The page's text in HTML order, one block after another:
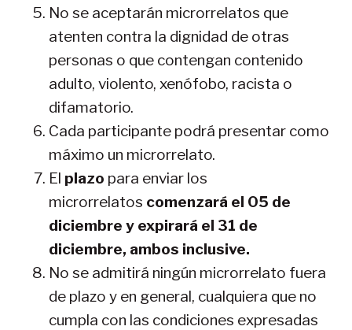
No se aceptarán microrrelatos que
atenten contra la dignidad de otras
personas o que contengan contenido
adulto, violento, xenófobo, racista o
difamatorio.
Cada participante podrá presentar como
máximo un microrrelato.
El plazo para enviar los
microrrelatos comenzará el 05 de
diciembre y expirará el 31 de
diciembre, ambos inclusive.
No se admitirá ningún microrrelato fuera
de plazo y en general, cualquiera que no
cumpla con las condiciones expresadas